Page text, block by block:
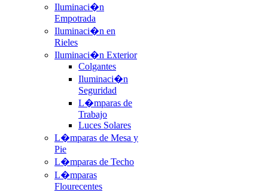
Iluminaci�n
Empotrada
Iluminaci�n en
Rieles
Iluminaci�n Exterior
Colgantes
Iluminaci�n
Seguridad
L�mparas de
Trabajo
Luces Solares
L�mparas de Mesa y
Pie
L�mparas de Techo
L�mparas
Flourecentes